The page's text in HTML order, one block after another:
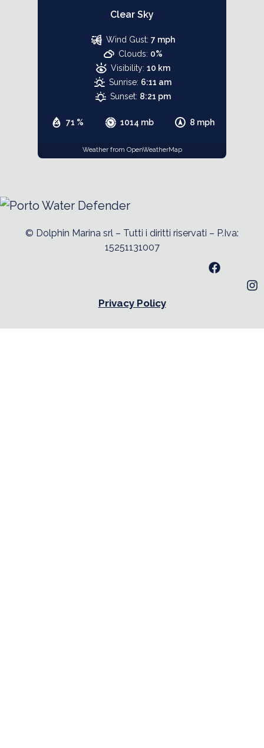
Clear Sky
71 % 1014 mb 8 mph
Wind Gust: 7 mph
Clouds: 0%
Visibility: 10 km
Sunrise: 6:11 am
Sunset: 8:21 pm
Weather from OpenWeatherMap
© Dolphin Marina srl – Tutti i diritti riservati – P.Iva:
15251131007
Privacy Policy